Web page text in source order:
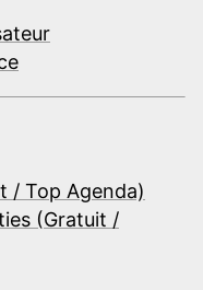
/ Top Agenda)
(Gratuit /